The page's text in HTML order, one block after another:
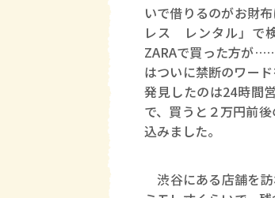
いで借りるのがお財
レス レンタル」で
ZARAで買った方が
はついに禁断のワー
発見したのは24時間
で、買うと２万円前
込みました。
渋谷にある店舗を